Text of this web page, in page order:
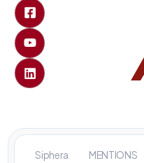
Siphera
MENTIONS